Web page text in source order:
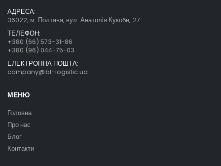
АДРЕСА:
36022, м. Полтава, вул. Анатолія Кукоби, 27
ТЕЛЕФОН:
+380 (66) 573-31-86
+380 (96) 044-75-03
ЕЛЕКТРОННА ПОШТА:
company@bf-logistic.ua
МЕНЮ
Головна
Про нас
Блог
Контакти